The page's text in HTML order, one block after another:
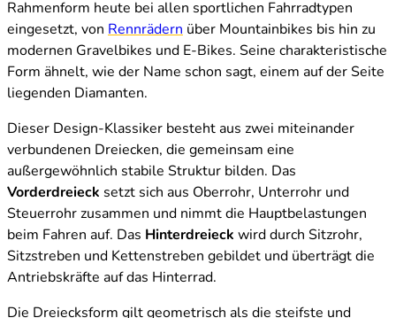
Rahmenform heute bei allen sportlichen Fahrradtypen
eingesetzt, von Rennrädern über Mountainbikes bis hin zu
modernen Gravelbikes und E-Bikes. Seine charakteristische
Form ähnelt, wie der Name schon sagt, einem auf der Seite
liegenden Diamanten.
Dieser Design-Klassiker besteht aus zwei miteinander
verbundenen Dreiecken, die gemeinsam eine
außergewöhnlich stabile Struktur bilden. Das
Vorderdreieck setzt sich aus Oberrohr, Unterrohr und
Steuerrohr zusammen und nimmt die Hauptbelastungen
beim Fahren auf. Das Hinterdreieck wird durch Sitzrohr,
Sitzstreben und Kettenstreben gebildet und überträgt die
Antriebskräfte auf das Hinterrad.
Die Dreiecksform gilt geometrisch als die steifste und